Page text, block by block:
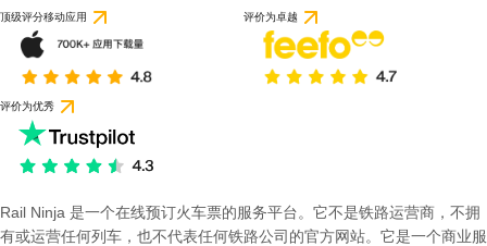
顶级评分移动应用 评价为卓越
评价为优秀
Rail Ninja 是一个在线预订火车票的服务平台。它不是铁路运营商，不拥
有或运营任何列车，也不代表任何铁路公司的官方网站。它是一个商业服